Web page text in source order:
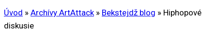
Úvod » Archívy ArtAttack » Bekstejdž blog » Hiphopové
diskusie